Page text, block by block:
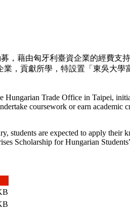
募，藉由匈牙利 臺資企業的經費支
，貢獻所學，特設置「東吳大學
Trade Office in Taipei,
coursework or earn academic
students are expected to apply their
Scholarship for Hungarian